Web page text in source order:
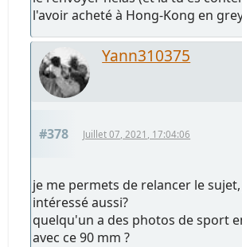
l'avoir acheté à Hong-Kong en
Yann310375
#378 Juillet 07, 2021, 17:04:06
je me permets de relancer le
intéressé aussi?
quelqu'un a des photos de sport
avec ce 90 mm ?